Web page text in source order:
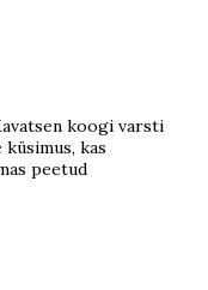
koogi varsti
kas
peetud